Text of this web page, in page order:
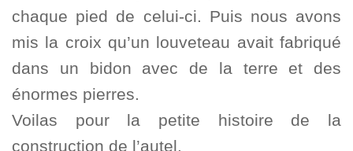
chaque pied de celui-ci. Puis nous avons
mis la croix qu’un louveteau avait fabriqué
dans un bidon avec de la terre et des
énormes pierres.
Voilas pour la petite histoire de la
construction de l’autel.